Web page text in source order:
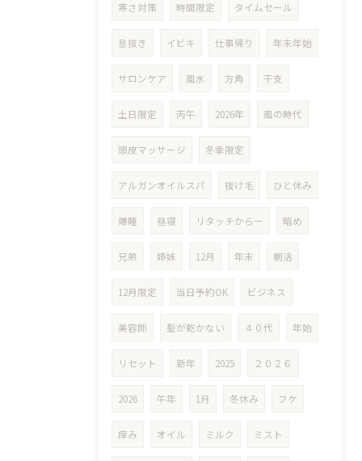
寒さ対策 時間限定 タイムセール
息抜き イビキ 仕事帰り 年末年始
サロンケア 風水 方角 干支
土日限定 丙午 2026年 風の時代
頭皮マッサージ 冬季限定
アルガンオイルスパ 抜け毛 ひと休み
爆睡 昼寝 リタッチからー 暗め
兄弟 姉妹 12月 年末 朝活
12月限定 当日予約OK ビジネス
美容師 髪が乾かない ４０代 年始
リセット 新年 2025 ２０２６
2026 午年 1月 冬休み フケ
痒み オイル ミルク ミスト